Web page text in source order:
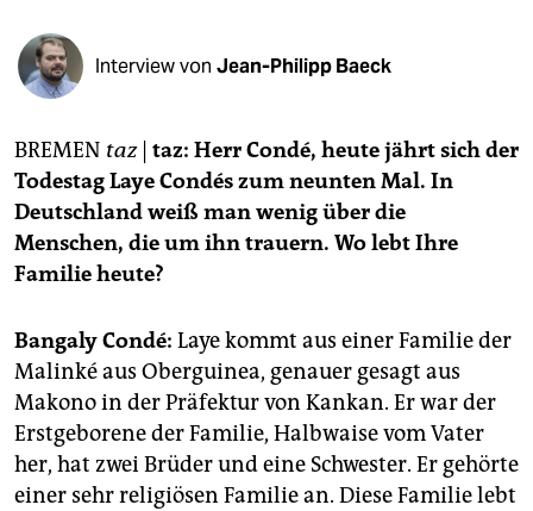
unterstützen
genossenschaft
epaper login
Interview von Jean-Philipp Baeck
BREMEN taz| taz: Herr Condé, heute jährt sich der
Todestag Laye Condés zum neunten Mal. In
Deutschland weiß man wenig über die
Menschen, die um ihn trauern. Wo lebt Ihre
Familie heute?
Bangaly Condé: Laye kommt aus einer Familie der
Malinké aus Oberguinea, genauer gesagt aus
Makono in der Präfektur von Kankan. Er war der
Erstgeborene der Familie, Halbwaise vom Vater
her, hat zwei Brüder und eine Schwester. Er gehörte
einer sehr religiösen Familie an. Diese Familie lebt